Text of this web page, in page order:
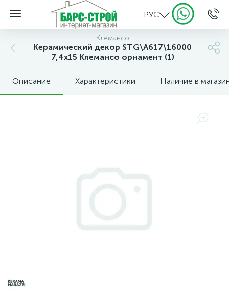
РУС
Клемансо
Керамический декор STG\A617\16000
7,4х15 Клемансо орнамент (1)
Описание Характеристики Наличие в